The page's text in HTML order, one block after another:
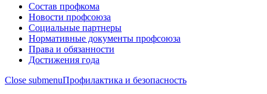
Состав профкома
Новости профсоюза
Социальные партнеры
Нормативные документы профсоюза
Права и обязанности
Достижения года
Close submenuПрофилактика и безопасность